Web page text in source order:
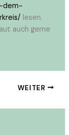
dem-
lesen.
auch gerne
WEITER